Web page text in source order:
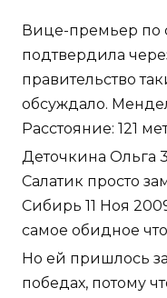
Вице-премьер по
подтвердила
правительство
обсуждало.
Расстояние: 121
Деточкина Ольга
Салатик просто
Сибирь 11 Ноя
самое обидное
Но ей пришлось
победах, потому